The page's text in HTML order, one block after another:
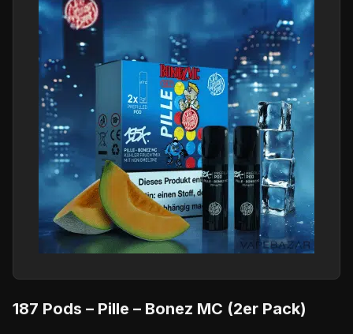
187 Pods – Pille – Bonez MC (2er Pack)